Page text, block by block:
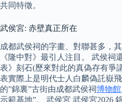
共同特徵。
武侯宮: 赤壁真正所在
成都武侯祠的字畫、對聯甚多，
《隆中對》最引人注目。 武侯祠
表》刻石(歷來對此的真偽存有爭
表實際上是明代士人白麟偽託嶽
的”錦裏”古街由成都武侯祠博物館
示範基地”。 武侯宮 武侯宮2026